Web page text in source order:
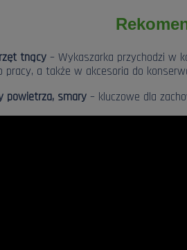
tnący – Wykaszarka przychodzi w
pracy, a także w akcesoria do
powietrza, smary – kluczowe dla